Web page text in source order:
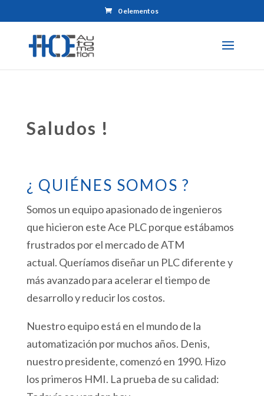
0 elementos
Saludos !
¿ QUIÉNES SOMOS ?
Somos un equipo apasionado de ingenieros
que hicieron este Ace PLC porque estábamos
frustrados por el mercado de ATM
actual. Queríamos diseñar un PLC diferente y
más avanzado para acelerar el tiempo de
desarrollo y reducir los costos.
Nuestro equipo está en el mundo de la
automatización por muchos años. Denis,
nuestro presidente, comenzó en 1990. Hizo
los primeros HMI. La prueba de su calidad: